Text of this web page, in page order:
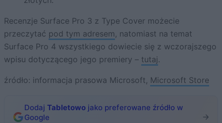
Recenzje Surface Pro 3 z Type Cover możecie
przeczytać pod tym adresem, natomiast na temat
Surface Pro 4 wszystkiego dowiecie się z wczorajszego
wpisu dotyczącego jego premiery – tutaj.
źródło: informacja prasowa Microsoft, Microsoft Store
Dodaj Tabletowo jako preferowane źródło w
Google